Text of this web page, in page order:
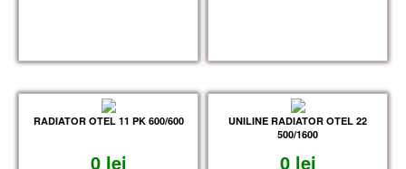
RADIATOR OTEL 11 PK 600/600
0 lei
UNILINE RADIATOR OTEL 22
500/1600
0 lei